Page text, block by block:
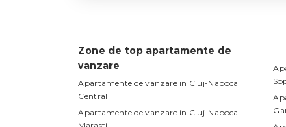
Zone de top apartamente de
vanzare
Apartamente de vanzare in Cluj-Napoca
Central
Apartamente de vanzare in Cluj-Napoca